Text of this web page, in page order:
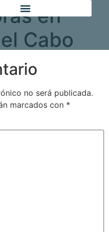
en
Cabo
no será publicada.
marcados con *